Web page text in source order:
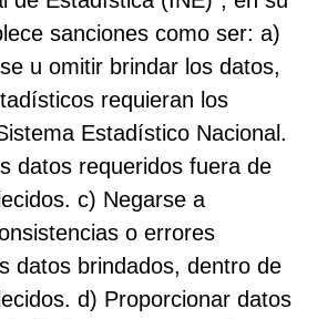
sanciones como ser: a)
u omitir brindar los datos,
requieran los
Estadístico Nacional.
datos requeridos fuera de
c) Negarse a
o errores
datos brindados, dentro de
d) Proporcionar datos